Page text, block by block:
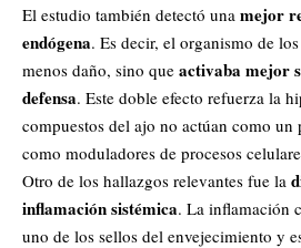
El estudio también detectó una mejor
endógena. Es decir, el organismo de
menos daño, sino que activaba mejor
defensa. Este doble efecto refuerza la
compuestos del ajo no actúan como un
como moduladores de procesos
Otro de los hallazgos relevantes fue la
inflamación sistémica. La inflamación
uno de los sellos del envejecimiento y